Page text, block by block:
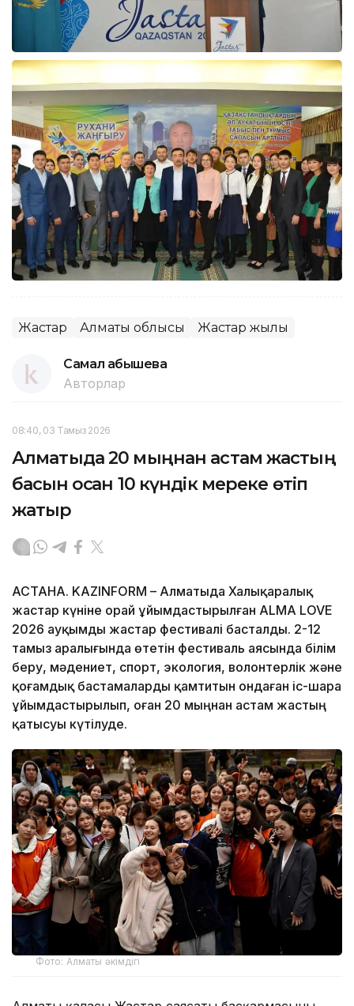
Жастар Алматы облысы Жастар жылы
Самал Қабышева
Авторлар
08:40, 03 Тамыз 2026
Алматыда 20 мыңнан астам жастың
басын қосқан 10 күндік мереке өтіп
жатыр
АСТАНА. KAZINFORM – Алматыда Халықаралық
жастар күніне орай ұйымдастырылған ALMA LOVE
2026 ауқымды жастар фестивалі басталды. 2-12
тамыз аралығында өтетін фестиваль аясында білім
беру, мәдениет, спорт, экология, волонтерлік және
қоғамдық бастамаларды қамтитын ондаған іс-шара
ұйымдастырылып, оған 20 мыңнан астам жастың
қатысуы күтілуде.
Фото: Алматы әкімдігі